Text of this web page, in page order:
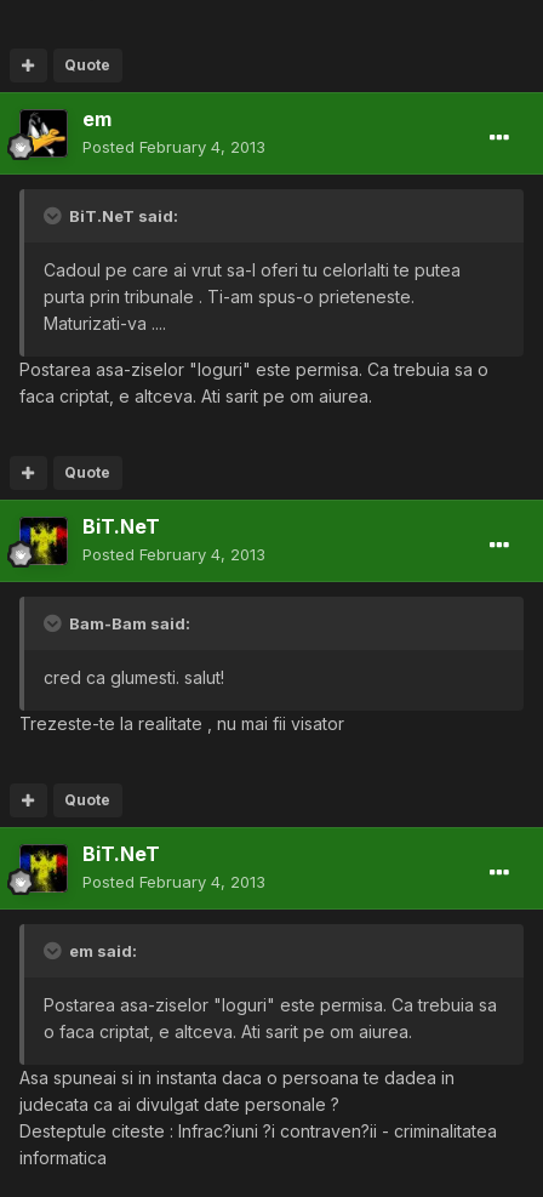
Quote
em
Posted February 4, 2013
BiT.NeT said:
Cadoul pe care ai vrut sa-l oferi tu celorlalti te putea
purta prin tribunale . Ti-am spus-o prieteneste.
Maturizati-va ....
Postarea asa-ziselor "loguri" este permisa. Ca trebuia sa o
faca criptat, e altceva. Ati sarit pe om aiurea.
Quote
BiT.NeT
Posted February 4, 2013
Bam-Bam said:
cred ca glumesti. salut!
Trezeste-te la realitate , nu mai fii visator
Quote
BiT.NeT
Posted February 4, 2013
em said:
Postarea asa-ziselor "loguri" este permisa. Ca trebuia sa
o faca criptat, e altceva. Ati sarit pe om aiurea.
Asa spuneai si in instanta daca o persoana te dadea in
judecata ca ai divulgat date personale ?
Desteptule citeste : Infrac?iuni ?i contraven?ii - criminalitatea
informatica